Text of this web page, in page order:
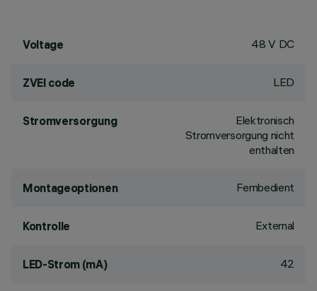
Voltage 48 V DC
ZVEI code LED
Stromversorgung
Elektronisch
Stromversorgung nicht
enthalten
Montageoptionen Fernbedient
Kontrolle External
LED-Strom (mA) 42